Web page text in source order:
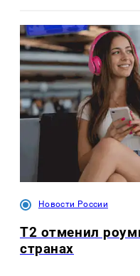
Новости России
Т2 отменил
странах